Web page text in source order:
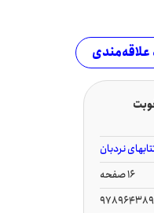
علاقه‌مندی
نردبان
16 صفحه